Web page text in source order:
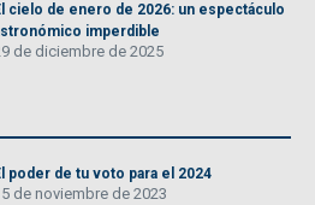
cielo de enero de 2026: un espectáculo
imperdible
de diciembre de 2025
poder de tu voto para el 2024
de noviembre de 2023